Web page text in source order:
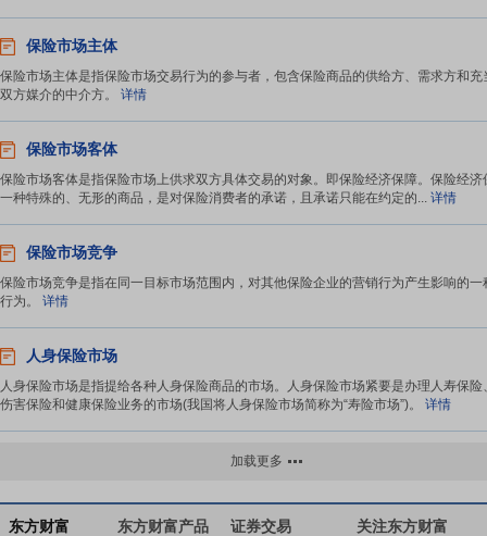
保险市场主体
保险市场主体是指保险市场交易行为的参与者，包含保险商品的供给方、需求方和充
双方媒介的中介方。 详情
保险市场客体
保险市场客体是指保险市场上供求双方具体交易的对象。即保险经济保障。保险经济
一种特殊的、无形的商品，是对保险消费者的承诺，且承诺只能在约定的... 详情
保险市场竞争
保险市场竞争是指在同一目标市场范围内，对其他保险企业的营销行为产生影响的一
行为。 详情
人身保险市场
人身保险市场是指提给各种人身保险商品的市场。人身保险市场紧要是办理人寿保险
伤害保险和健康保险业务的市场(我国将人身保险市场简称为“寿险市场”)。 详情
场。详情
加载更多
东方财富 东方财富产品 证券交易 关注东方财富